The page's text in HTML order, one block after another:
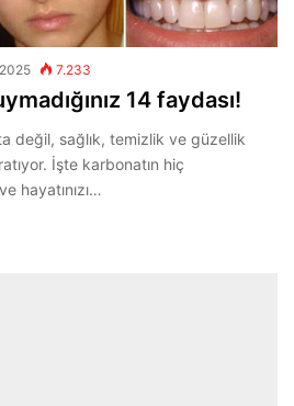
7.233
14 faydası!
değil, sağlık, temizlik ve güzellik
İşte karbonatın hiç
hayatınızı…